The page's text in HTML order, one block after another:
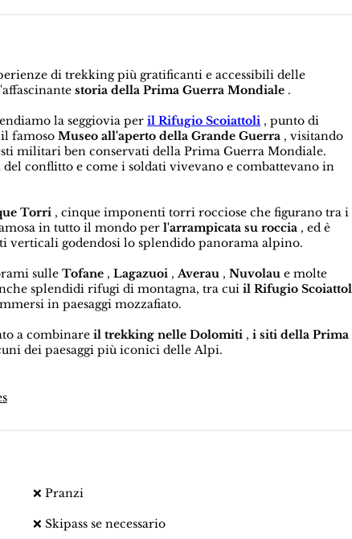
di trekking più gratificanti e accessibili delle
storia della Prima Guerra Mondiale .
la seggiovia peril Rifugio Scoiattoli , punto di
il famosoMuseo all'aperto della Grande Guerra , visitando
militari ben conservati della Prima Guerra Mondiale.
conflitto e come i soldati vivevano e combattevano in
Torri , cinque imponenti torri rocciose che figurano tra i
in tutto il mondo perl'arrampicata su roccia , ed è
verticali godendosi lo splendido panorama alpino.
sulleTofane ,Lagazuoi ,Averau ,Nuvolau e molte
splendidi rifugi di montagna, tra cuiil Rifugio
in paesaggi mozzafiato.
a combinareil trekking nelle Dolomiti ,i siti della Prima
dei paesaggi più iconici delle Alpi.
❌ Pranzi
❌ Skipass se necessario